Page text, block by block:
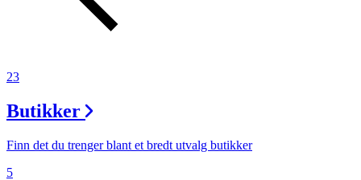
23
Butikker
Finn det du trenger blant et bredt utvalg butikker
5